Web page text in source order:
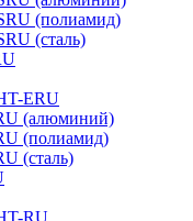
(полиамид)
(сталь)
ERU
(алюминий)
(полиамид)
(сталь)
RU